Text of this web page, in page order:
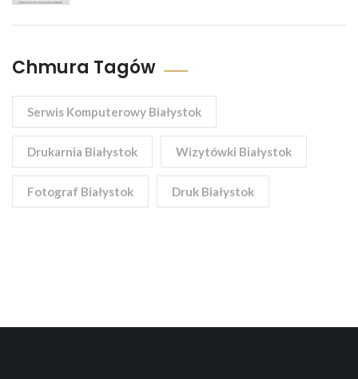
Chmura Tagów
Serwis Komputerowy Białystok
Drukarnia Białystok Wizytówki Białystok
Fotograf Białystok Druk Białystok